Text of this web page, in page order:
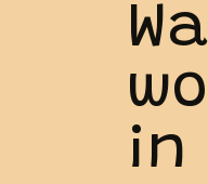
in